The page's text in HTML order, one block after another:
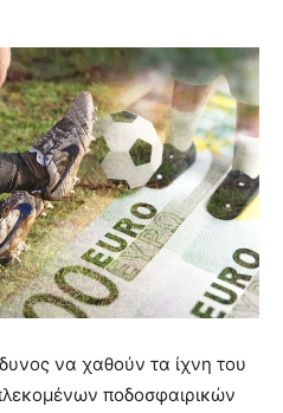
να χαθούν τα ίχνη του
ποδοσφαιρικών